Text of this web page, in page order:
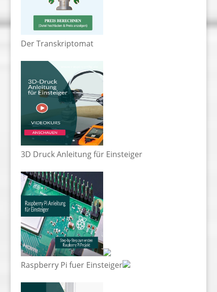
Der Transkriptomat
3D Druck Anleitung für Einsteiger
Raspberry Pi fuer Einsteiger